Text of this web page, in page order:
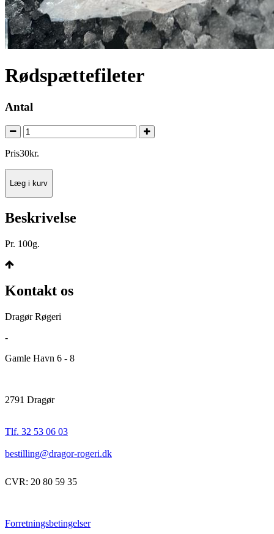
Rødspættefileter
Antal
Pris30kr.
Læg i kurv
Beskrivelse
Pr. 100g.
Kontakt os
Dragør Røgeri
-
Gamle Havn 6 - 8
2791 Dragør
Tlf. 32 53 06 03
bestilling@dragor-rogeri.dk
CVR: 20 80 59 35
Forretningsbetingelser